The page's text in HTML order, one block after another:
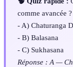
comme avancée ?
- A) Chaturanga
- B) Balasana
- C) Sukhasana
Réponse : A —